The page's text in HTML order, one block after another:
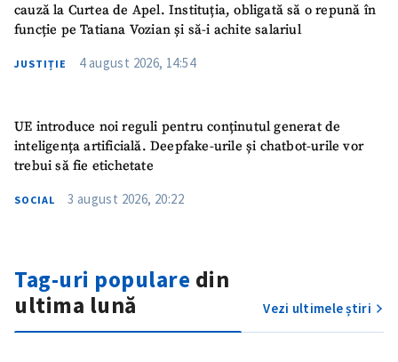
cauză la Curtea de Apel. Instituția, obligată să o repună în
funcție pe Tatiana Vozian și să-i achite salariul
JUSTIȚIE 4 august 2026, 14:54
UE introduce noi reguli pentru conținutul generat de
inteligența artificială. Deepfake-urile și chatbot-urile vor
trebui să fie etichetate
SOCIAL 3 august 2026, 20:22
Tag-uri populare din
ultima lună
Vezi ultimele știri
ȘTIREA MEA
Titlu știre+ Adaugă titlu
Link media+ Link media